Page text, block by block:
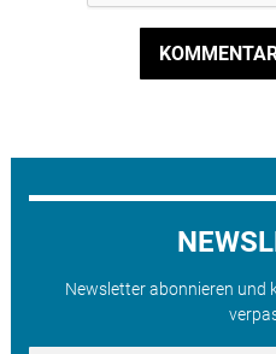
Newsletter abonnieren und